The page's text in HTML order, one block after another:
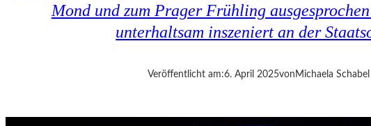
Mond und zum Prager Frühling
unterhaltsam inszeniert an der
Veröffentlicht am:6. April 2025von Michaela Schabel